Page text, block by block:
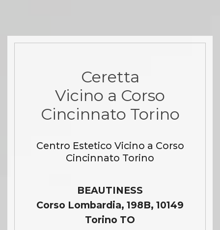
Ceretta
Vicino a Corso
Cincinnato Torino
Centro Estetico Vicino a Corso
Cincinnato Torino
BEAUTINESS
Corso Lombardia, 198B, 10149
Torino TO